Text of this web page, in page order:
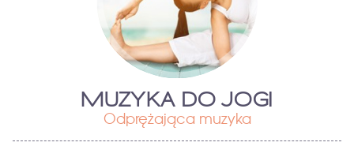
MUZYKA DO JOGI
Odprężająca muzyka